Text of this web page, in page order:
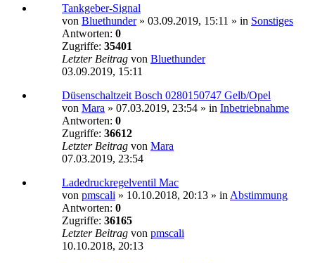
Tankgeber-Signal
von Bluethunder» 03.09.2019, 15:11 » in Sonstiges
Antworten: 0
Zugriffe: 35401
Letzter Beitrag von Bluethunder
03.09.2019, 15:11
Düsenschaltzeit Bosch 0280150747 Gelb/Opel
von Mara » 07.03.2019, 23:54 » in Inbetriebnahme
Antworten: 0
Zugriffe: 36612
Letzter Beitrag von Mara
07.03.2019, 23:54
Ladedruckregelventil Mac
von pmscali » 10.10.2018, 20:13 » in Abstimmung
Antworten: 0
Zugriffe: 36165
Letzter Beitrag von pmscali
10.10.2018, 20:13